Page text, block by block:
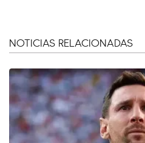
NOTICIAS RELACIONADAS